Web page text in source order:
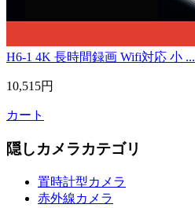
H6-1 4K 長時間録画 Wifi対応 小 ...
10,515円
カート
隠しカメラカテゴリ
置時計型カメラ
赤外線カメラ